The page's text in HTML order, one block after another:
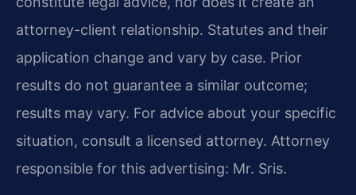
attorney-client relationship. Statutes and their
application change and vary by case. Prior
results do not guarantee a similar outcome;
results may vary. For advice about your specific
situation, consult a licensed attorney. Attorney
responsible for this advertising: Mr. Sris.